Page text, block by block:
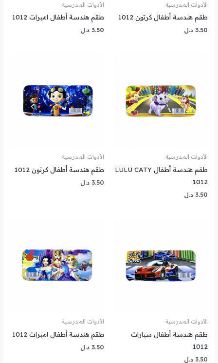
الأدوات المدرسية
طقم هندسة أطفال كرتون 1012
3.50 د.ل
الأدوات المدرسية
طقم هندسة أطفال اميرات 1012
3.50 د.ل
الأدوات المدرسية
طقم هندسة أطفال LULU CATY
1012
3.50 د.ل
الأدوات المدرسية
طقم هندسة أطفال كرتون 1012
3.50 د.ل
الأدوات المدرسية
طقم هندسة أطفال سيارات
1012
3.50 د.ل
الأدوات المدرسية
طقم هندسة أطفال اميرات 1012
3.50 د.ل